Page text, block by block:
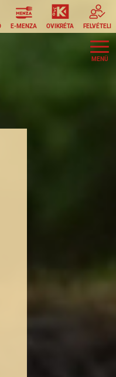
E-MENZA OVIKRÉTA FELVÉTELI